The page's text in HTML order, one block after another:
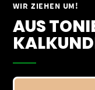
WIR ZIEHEN UM!
AUS
Springe
Inhalt
Vom 09.04.25 -
Zeitraum